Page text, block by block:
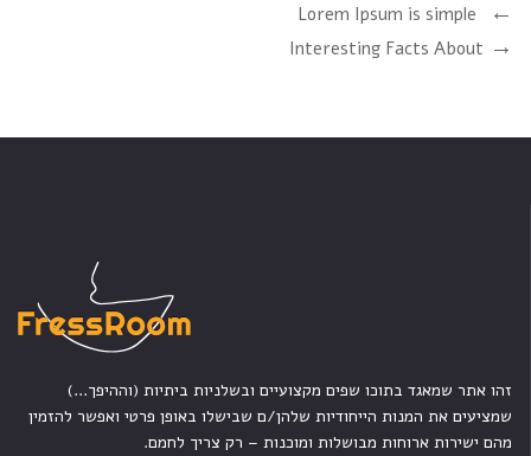
Lorem Ipsum is simple
Interesting Facts About
זהו אתר שמאגד בתוכו שפים מקצועיים ובשלניות ביתיות (וההיפך...)
שמציעים את המנות הייחודיות שלהן/ם שבישלו באופן פרטי ואפשר להזמין
מהם ישירות ארוחות מבושלות ומוכנות – רק צריך לחמם.